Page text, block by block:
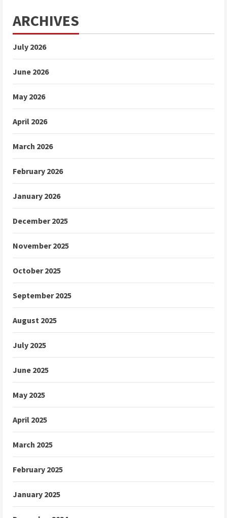
ARCHIVES
July 2026
June 2026
May 2026
April 2026
March 2026
February 2026
January 2026
December 2025
November 2025
October 2025
September 2025
August 2025
July 2025
June 2025
May 2025
April 2025
March 2025
February 2025
January 2025